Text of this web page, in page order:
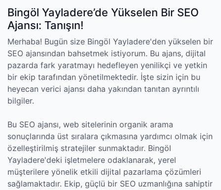
Bingöl Yayladere’de Yükselen Bir SEO
Ajansı: Tanışın!
Merhaba! Bugün size Bingöl Yayladere'den yükselen bir
SEO ajansından bahsetmek istiyorum. Bu ajans, dijital
pazarda fark yaratmayı hedefleyen yenilikçi ve yetkin
bir ekip tarafından yönetilmektedir. İşte sizin için bu
heyecan verici ajansı daha yakından tanıtan ayrıntılı
bilgiler.
Bu SEO ajansı, web sitelerinin organik arama
sonuçlarında üst sıralara çıkmasına yardımcı olmak için
özelleştirilmiş stratejiler sunmaktadır. Bingöl
Yayladere'deki işletmelere odaklanarak, yerel
müşterilere yönelik etkili dijital pazarlama çözümleri
sağlamaktadır. Ekip, güçlü bir SEO uzmanlığına sahiptir